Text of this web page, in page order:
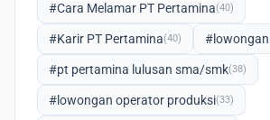
#Cara Melamar PT Pertamina(40)
#Karir PT Pertamina(40) #lowongan
#pt pertamina lulusan sma/smk(38)
#lowongan operator produksi(33)